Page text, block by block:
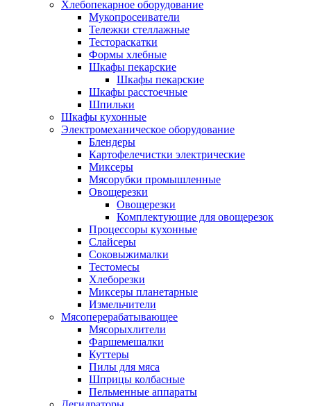
Хлебопекарное оборудование
Мукопросеиватели
Тележки стеллажные
Тестораскатки
Формы хлебные
Шкафы пекарские
Шкафы пекарские
Шкафы расстоечные
Шпильки
Шкафы кухонные
Электромеханическое оборудование
Блендеры
Картофелечистки электрические
Миксеры
Мясорубки промышленные
Овощерезки
Овощерезки
Комплектующие для овощерезок
Процессоры кухонные
Слайсеры
Соковыжималки
Тестомесы
Хлеборезки
Миксеры планетарные
Измельчители
Мясоперерабатывающее
Мясорыхлители
Фаршемешалки
Куттеры
Пилы для мяса
Шприцы колбасные
Пельменные аппараты